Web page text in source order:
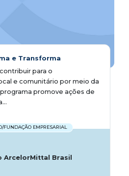
e Transforma
para o
e comunitário por meio da
promove ações de
FUNDAÇÃO EMPRESARIAL
ArcelorMittal Brasil